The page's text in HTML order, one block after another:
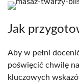
Jak
Aby w pełni
poświęcić chwilę
kluczowych